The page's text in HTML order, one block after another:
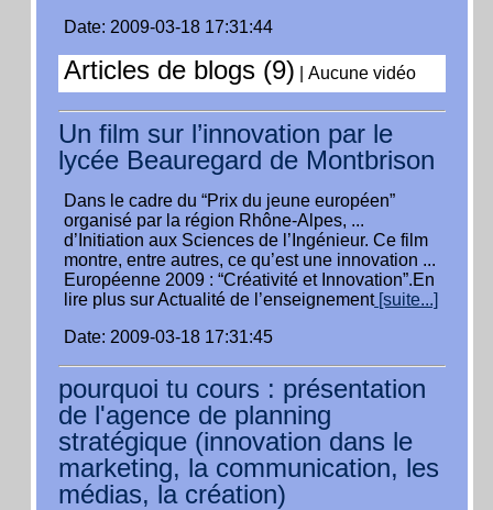
Date: 2009-03-18 17:31:44
Articles de blogs (9) Aucune vidéo
Un film sur l’innovation par le
lycée Beauregard de Montbrison
Dans le cadre du “Prix du jeune européen”
organisé par la région Rhône-Alpes, ...
d’Initiation aux Sciences de l’Ingénieur. Ce film
montre, entre autres, ce qu’est une innovation ...
Européenne 2009 : “Créativité et Innovation”.En
lire plus sur Actualité de l’enseignement[suite...]
Date: 2009-03-18 17:31:45
pourquoi tu cours : présentation
de l'agence de planning
stratégique (innovation dans le
marketing, la communication, les
médias, la création)